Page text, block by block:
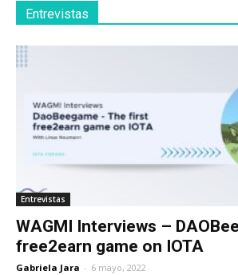
Entrevistas
Entrevistas
WAGMI Interviews –
free2earn game on IOTA
Gabriela Jara - 6 mayo, 2022